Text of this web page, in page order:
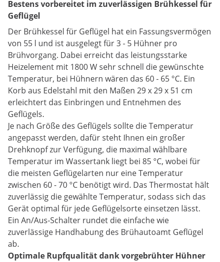
Bestens vorbereitet im zuverlässigen Brühkessel für
Geflügel
Der Brühkessel für Geflügel hat ein Fassungsvermögen
von 55 l und ist ausgelegt für 3 - 5 Hühner pro
Brühvorgang. Dabei erreicht das leistungsstarke
Heizelement mit 1800 W sehr schnell die gewünschte
Temperatur, bei Hühnern wären das 60 - 65 °C. Ein
Korb aus Edelstahl mit den Maßen 29 x 29 x 51 cm
erleichtert das Einbringen und Entnehmen des
Geflügels.
Je nach Größe des Geflügels sollte die Temperatur
angepasst werden, dafür steht Ihnen ein großer
Drehknopf zur Verfügung, die maximal wählbare
Temperatur im Wassertank liegt bei 85 °C, wobei für
die meisten Geflügelarten nur eine Temperatur
zwischen 60 - 70 °C benötigt wird. Das Thermostat hält
zuverlässig die gewählte Temperatur, sodass sich das
Gerät optimal für jede Geflügelsorte einsetzen lässt.
Ein An/Aus-Schalter rundet die einfache wie
zuverlässige Handhabung des Brühautoamt Geflügel
ab.
Optimale Rupfqualität dank vorgebrühter Hühner